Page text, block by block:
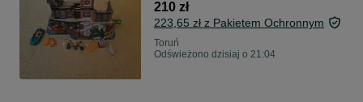
210 zł
223,65 zł z Pakietem Ochronnym
Toruń
Odświeżono dzisiaj o 21:04